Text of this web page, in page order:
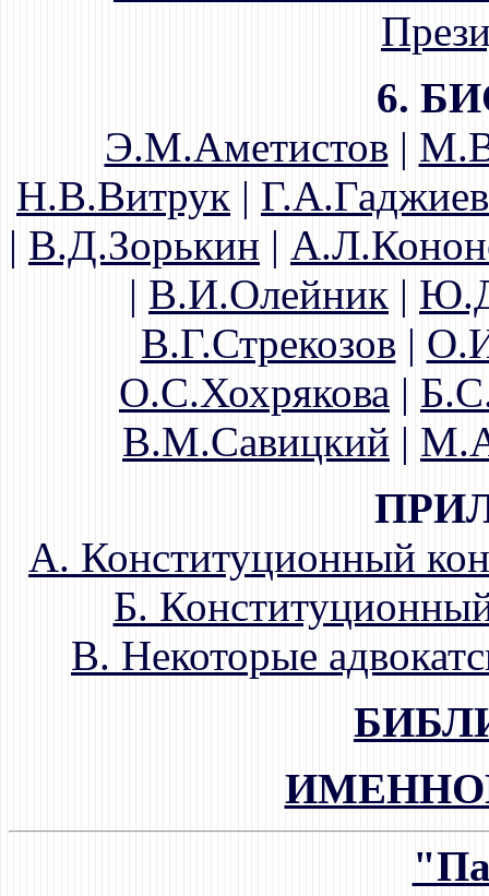
6.
Э.М.Аметистов |
Н.В.Витрук | Г.А.Гаджиев
| В.Д.Зорькин |
| В.И.Олейник |
В.Г.Стрекозов |
О.С.Хохрякова |
В.М.Савицкий |
А. Конституционный
Б.
В. Некоторые